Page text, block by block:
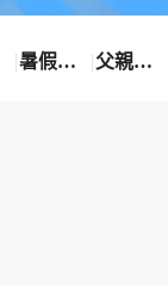
暑假熱賣中 父親節優惠